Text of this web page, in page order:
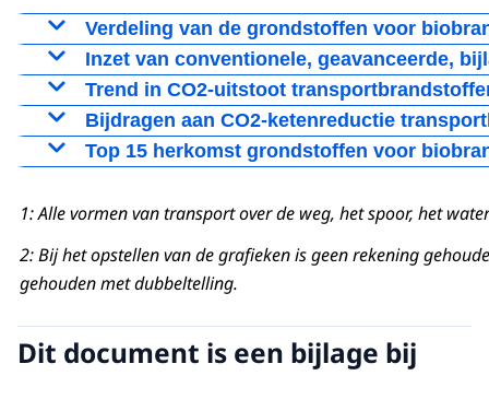
* De percentages zijn bepaald op basis van
Verdeling van de grondstoffen voor
Vergroot afbeelding Verdeling van de grondstoffen voor
Inzet van conventionele, geavanceerde,
Vergroot afbeelding Inzet van conventionele, geavanceerde,
Trend in CO2-uitstoot
Vergroot afbeelding Trend in CO2-uitstoot transportbrandstoffen
Bijdragen aan CO2-ketenreductie
Vergroot afbeelding Bijdragen aan CO2-ketenreductie
Top 15 herkomst grondstoffen voor
Vergroot afbeelding Top 15 herkomst grondstoffen voor
1: Alle vormen van transport over de weg, het spoor, het
2: Bij het opstellen van de grafieken is geen rekening
gehouden met dubbeltelling.
Dit document is een bijlage bij